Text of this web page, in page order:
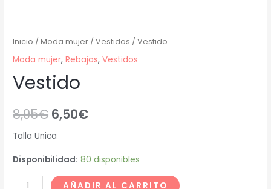
Inicio /Moda mujer /Vestidos / Vestido
Moda mujer,Rebajas,Vestidos
Vestido
8,95€ 6,50€
Talla Unica
Disponibilidad: 80 disponibles
AÑADIR AL CARRITO